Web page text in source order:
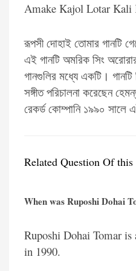
Amake Kajol Lotar Kali
রূপসী দোহাই তোমার গানটি
এই গানটি অমরিক সিং
গানগুলির মধ্যে একটি। গানটি
সঙ্গীত পরিচালনা করেছেন
রেকর্ড কোম্পানি ১৯৯০ সালে
Related Question Of this
When was Ruposhi Dohai
Ruposhi Dohai Tomar is
in 1990.